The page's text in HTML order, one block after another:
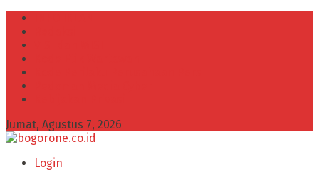
Jumat, Agustus 7, 2026
Login